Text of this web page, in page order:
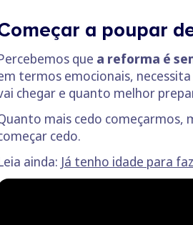
a poupar
que a reforma é
termos emocionais,
chegar e quanto melhor
mais cedo começarmos,
cedo.
ainda: Já tenho idade para